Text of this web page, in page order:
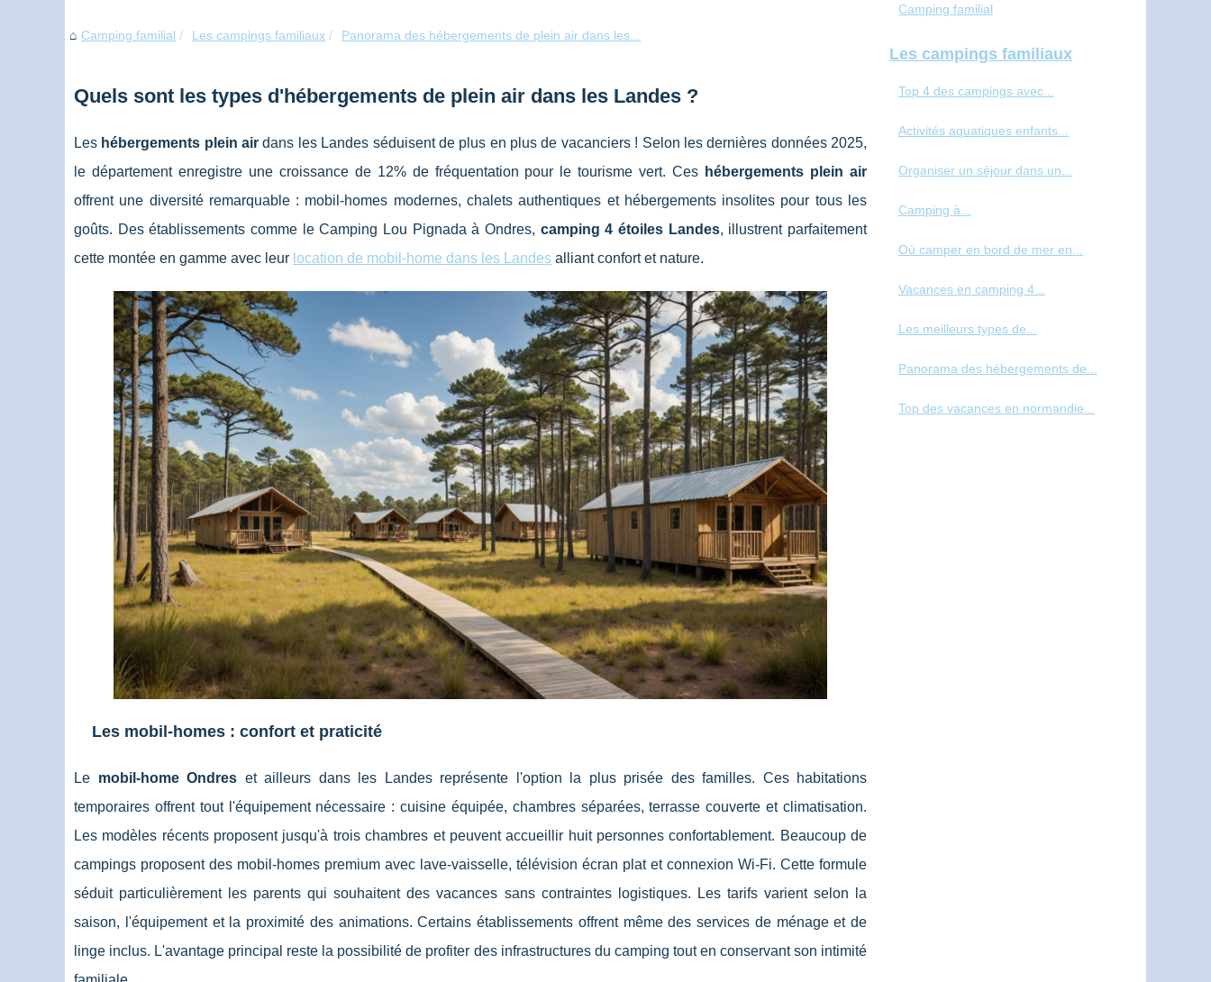
Camping familial Les campings familiaux Panorama des hébergements de plein air dans les...
Quels sont les types d'hébergements de plein air dans les Landes ?
Les hébergements plein air dans les Landes séduisent de plus en plus de vacanciers ! Selon les dernières données 2025,
le département enregistre une croissance de 12% de fréquentation pour le tourisme vert. Ces hébergements plein air
offrent une diversité remarquable : mobil-homes modernes, chalets authentiques et hébergements insolites pour tous les
goûts. Des établissements comme le Camping Lou Pignada à Ondres, camping 4 étoiles Landes, illustrent parfaitement
cette montée en gamme avec leur location de mobil-home dans les Landes alliant confort et nature.
Les mobil-homes : confort et praticité
Le mobil-home Ondres et ailleurs dans les Landes représente l'option la plus prisée des familles. Ces habitations
temporaires offrent tout l'équipement nécessaire : cuisine équipée, chambres séparées, terrasse couverte et climatisation.
Les modèles récents proposent jusqu'à trois chambres et peuvent accueillir huit personnes confortablement. Beaucoup de
campings proposent des mobil-homes premium avec lave-vaisselle, télévision écran plat et connexion Wi-Fi. Cette formule
séduit particulièrement les parents qui souhaitent des vacances sans contraintes logistiques. Les tarifs varient selon la
saison, l'équipement et la proximité des animations. Certains établissements offrent même des services de ménage et de
linge inclus. L'avantage principal reste la possibilité de profiter des infrastructures du camping tout en conservant son intimité
Camping familial
Les campings familiaux
Top 4 des campings avec...
Activités aquatiques enfants...
Organiser un séjour dans un...
Camping à...
Où camper en bord de mer en...
Vacances en camping 4...
Les meilleurs types de...
Panorama des hébergements de...
Top des vacances en normandie...